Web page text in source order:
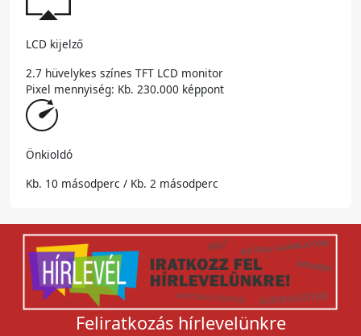
LCD kijelző
2.7 hüvelykes színes TFT LCD monitor
Pixel mennyiség: Kb. 230.000 képpont
Önkioldó
Kb. 10 másodperc / Kb. 2 másodperc
Feliratkozás hírlevelünkre